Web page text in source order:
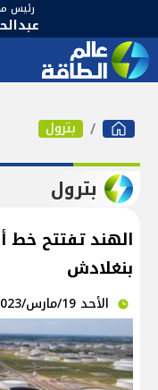
رئيس
بترول
بترول
الهند تفتتح خط
بنغلادش
الأحد 19/مارس/2023 - 09:38 ص